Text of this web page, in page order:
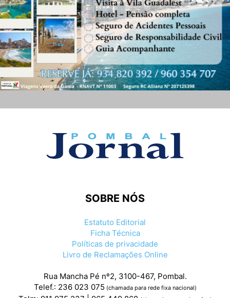
SOBRE NÓS
Estatuto Editorial
Ficha Técnica
Políticas de privacidade
Livro de Reclamações Online
Rua Mancha Pé nº2, 3100-467, Pombal.
Telef.: 236 023 075 (chamada para rede fixa nacional)